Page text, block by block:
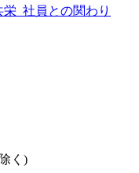
栄 社員との関わり
く)